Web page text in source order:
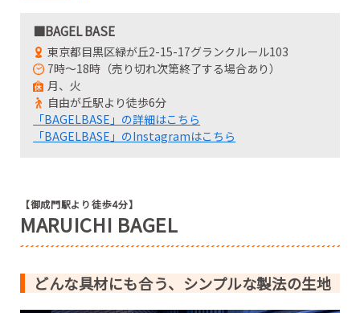
■BAGEL BASE
東京都目黒区緑が丘2-15-17グランクルール103
7時～18時（売り切れ次第終了する場合あり）
月、火
自由が丘駅より徒歩6分
「BAGELBASE」の詳細はこちら
「BAGELBASE」のInstagramはこちら
【御成門駅より徒歩4分】
MARUICHI BAGEL
どんな具材にも合う、シンプルな製法の生地